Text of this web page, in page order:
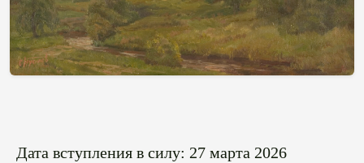
Дата вступления в силу: 27 марта 2026